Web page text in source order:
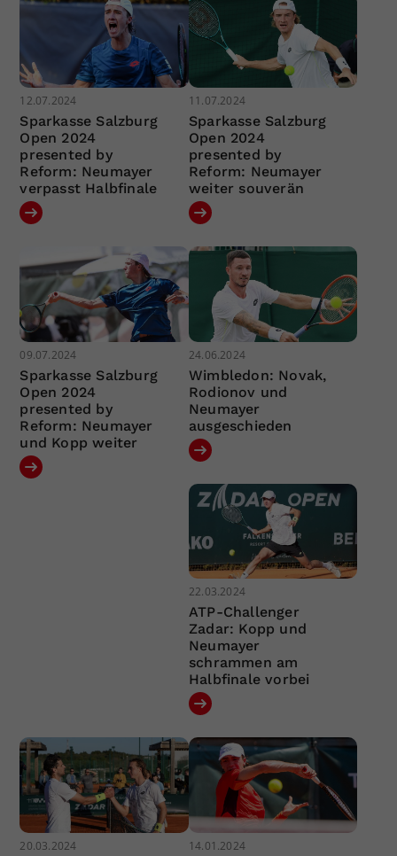
12.07.2024
Sparkasse Salzburg
Open 2024
presented by
Reform: Neumayer
verpasst Halbfinale
11.07.2024
Sparkasse Salzburg
Open 2024
presented by
Reform: Neumayer
weiter souverän
09.07.2024
Sparkasse Salzburg
Open 2024
presented by
Reform: Neumayer
und Kopp weiter
24.06.2024
Wimbledon: Novak,
Rodionov und
Neumayer
ausgeschieden
22.03.2024
ATP-Challenger
Zadar: Kopp und
Neumayer
schrammen am
Halbfinale vorbei
20.03.2024 14.01.2024